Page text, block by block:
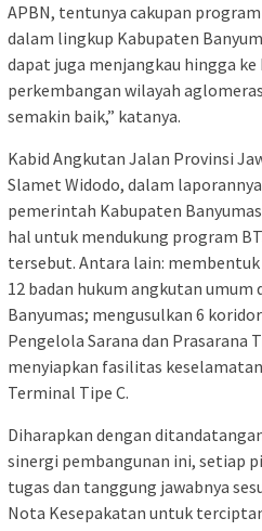
APBN, tentunya cakupan
dalam lingkup Kabupaten
dapat juga menjangkau hingga
perkembangan wilayah
semakin baik,” katanya.
Kabid Angkutan Jalan Provinsi
Slamet Widodo, dalam
pemerintah Kabupaten
hal untuk mendukung program
tersebut. Antara lain:
12 badan hukum angkutan umum
Banyumas; mengusulkan 6
Pengelola Sarana dan Prasarana
menyiapkan fasilitas
Terminal Tipe C.
Diharapkan dengan
sinergi pembangunan ini, setiap
tugas dan tanggung jawabnya
Nota Kesepakatan untuk